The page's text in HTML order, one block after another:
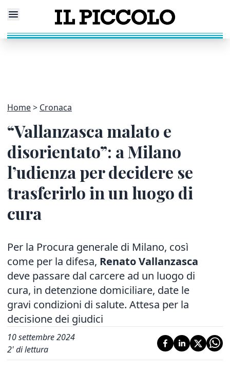
Home Cronaca
“Vallanzasca malato e
disorientato”: a Milano
l’udienza per decidere se
trasferirlo in un luogo di
cura
Per la Procura generale di Milano, così
come per la difesa, Renato Vallanzasca
deve passare dal carcere ad un luogo di
cura, in detenzione domiciliare, date le
gravi condizioni di salute. Attesa per la
decisione dei giudici
10 settembre 2024
2' di lettura